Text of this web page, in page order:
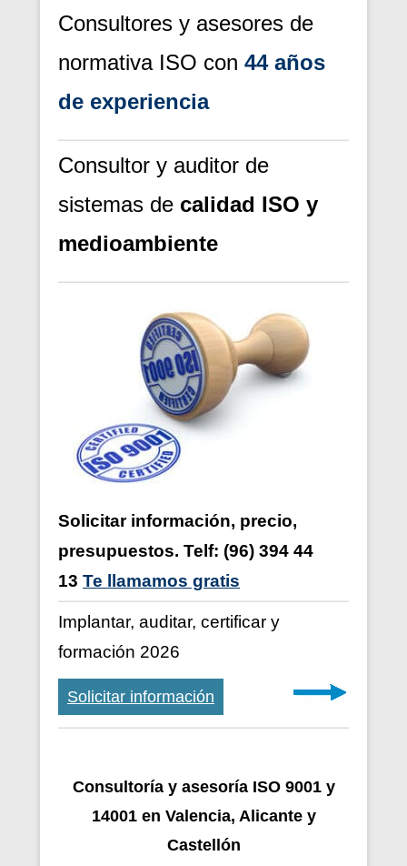
Consultores y asesores de
normativa ISO con 44 años
de experiencia
Consultor y auditor de
sistemas de calidad ISO y
medioambiente
Solicitar información, precio,
presupuestos. Telf: (96) 394 44
13 Te llamamos gratis
Implantar, auditar, certificar y
formación 2026
Solicitar información
Consultoría y asesoría ISO 9001 y
14001 en Valencia, Alicante y
Castellón